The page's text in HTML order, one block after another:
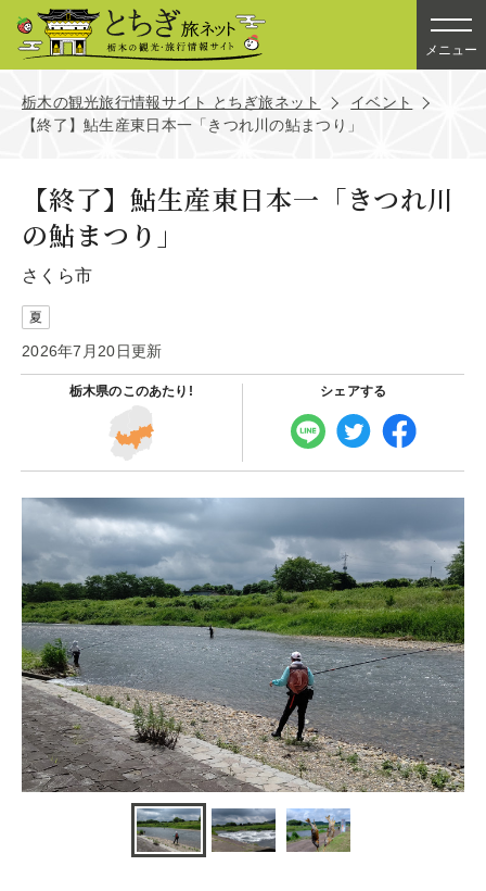
メニュー
栃木の観光旅行情報サイト とちぎ旅ネット
イベント
【終了】鮎生産東日本一「きつれ川の鮎まつり」
【終了】鮎生産東日本一「きつれ川
の鮎まつり」
さくら市
夏
2026年7月20日更新
栃木県のこのあたり! シェアする